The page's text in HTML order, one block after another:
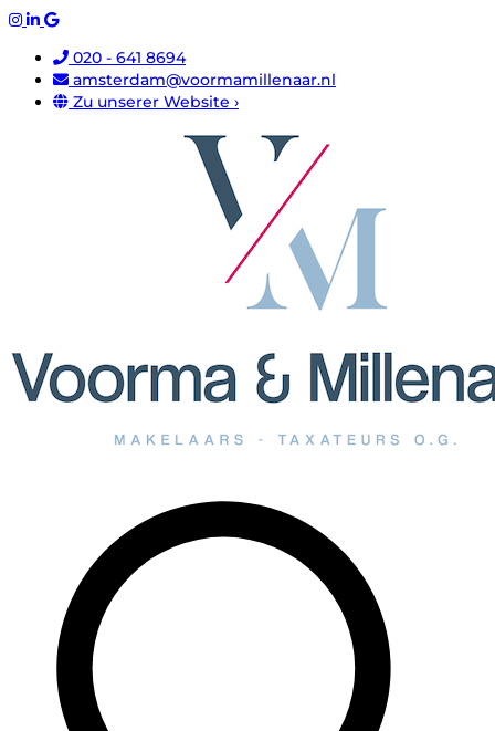
020 - 641 8694
amsterdam@voormamillenaar.nl
Zu unserer Website ›